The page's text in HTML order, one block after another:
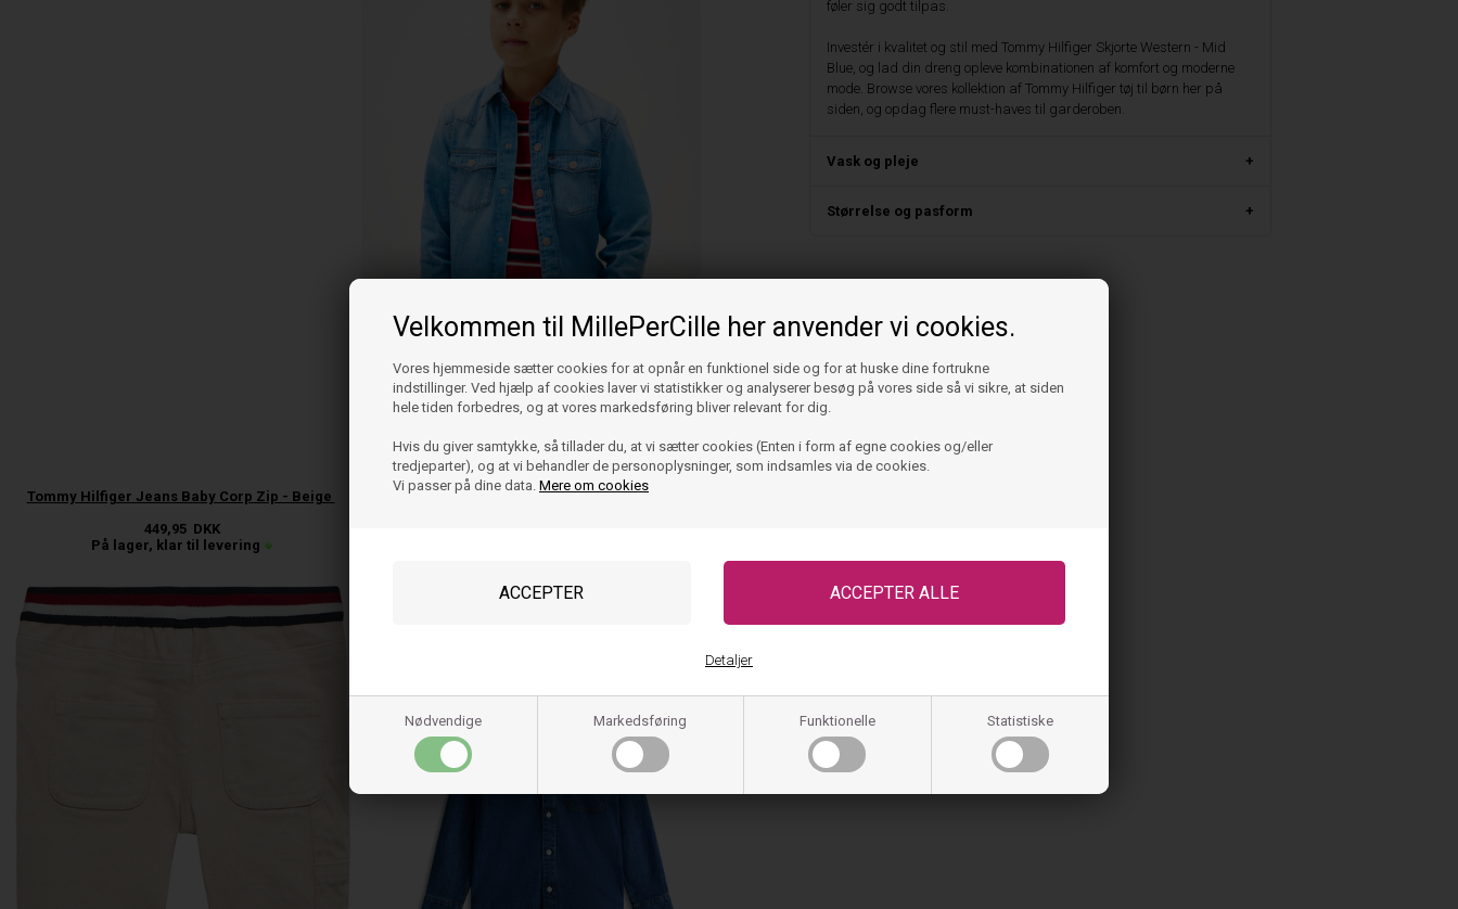
Velkommen til MillePerCille her anvender vi cookies.
Vores hjemmeside sætter cookies for at opnår en funktionel side og for at huske dine fortrukne
indstillinger. Ved hjælp af cookies laver vi statistikker og analyserer besøg på vores side så vi sikre, at siden
hele tiden forbedres, og at vores markedsføring bliver relevant for dig.
Hvis du giver samtykke, så tillader du, at vi sætter cookies (Enten i form af egne cookies og/eller
tredjeparter), og at vi behandler de personoplysninger, som indsamles via de cookies.
Vi passer på dine data. Mere om cookies
Nødvendige Markedsføring Funktionelle Statistiske
Detaljer
føler sig godt tilpas.
Investér i kvalitet og stil med Tommy Hilfiger Skjorte Western - Mid
Blue, og lad din dreng opleve kombinationen af komfort og moderne
mode. Browse vores kollektion af Tommy Hilfiger tøj til børn her på
siden, og opdag flere must-haves til garderoben.
Vask og pleje
Størrelse og pasform
Tommy Hilfiger Jeans Baby Corp Zip - Beige
449,95 DKK
På lager, klar til levering
Tommy Hilfiger Skjorte Relaxed - Denim